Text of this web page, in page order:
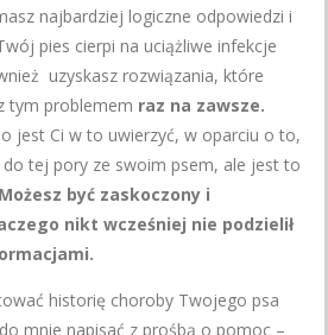
najbardziej logiczne odpowiedzi i
pies cierpi na uciążliwe infekcje
uzyskasz rozwiązania, które
tym problemem raz na zawsze.
jest Ci w to uwierzyć, w oparciu o to,
do tej pory ze swoim psem, ale jest to
Możesz być zaskoczony i
nikt wcześniej nie podzielił
historię choroby Twojego psa
mnie napisać z prośbą o pomoc –